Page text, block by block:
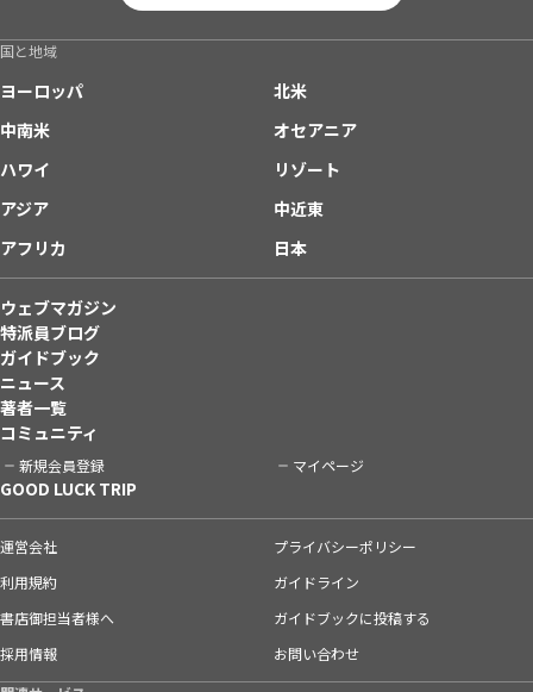
国と地域
ヨーロッパ
北米
中南米
オセアニア
ハワイ
リゾート
アジア
中近東
アフリカ
日本
ウェブマガジン
特派員ブログ
ガイドブック
ニュース
著者一覧
コミュニティ
新規会員登録 マイページ
GOOD LUCK TRIP
運営会社
プライバシーポリシー
利用規約
ガイドライン
書店御担当者様へ
ガイドブックに投稿する
採用情報
お問い合わせ